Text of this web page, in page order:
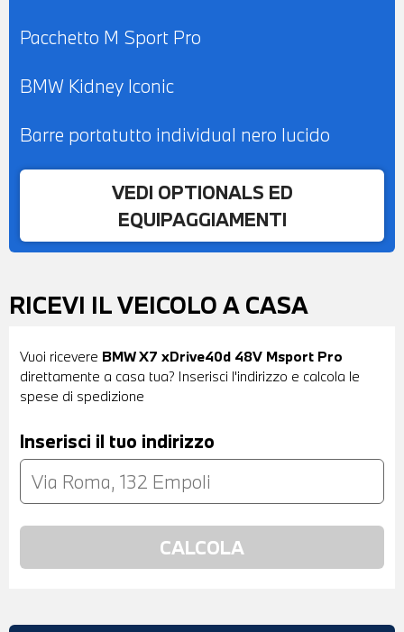
Pacchetto M Sport Pro
BMW Kidney Iconic
Barre portatutto individual nero lucido
VEDI OPTIONALS ED
EQUIPAGGIAMENTI
RICEVI IL VEICOLO A CASA
Vuoi ricevere BMW X7 xDrive40d 48V Msport Pro
direttamente a casa tua? Inserisci l'indirizzo e calcola le
spese di spedizione
Inserisci il tuo indirizzo